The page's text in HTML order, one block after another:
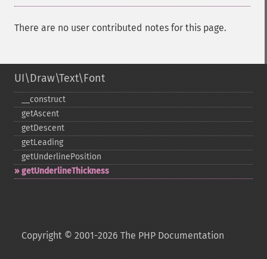
There are no user contributed notes for this page.
UI\Draw\Text\Font
_​_​construct
getAscent
getDescent
getLeading
getUnderlinePosition
getUnderlineThickness
Copyright © 2001-2026 The PHP Documentation